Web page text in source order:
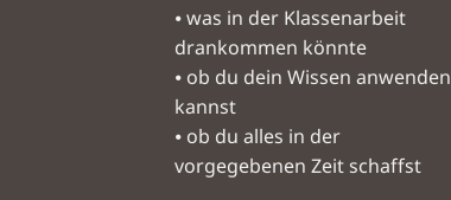
⦁ was in der Klassenarbeit
drankommen könnte
⦁ ob du dein Wissen anwenden
kannst
⦁ ob du alles in der
vorgegebenen Zeit schaffst